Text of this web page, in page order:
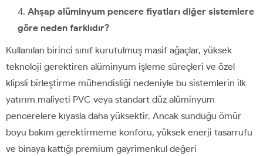
Ahşap alüminyum pencere fiyatları diğer sistemlere
göre neden farklıdır?
Kullanılan birinci sınıf kurutulmuş masif ağaçlar, yüksek
teknoloji gerektiren alüminyum işleme süreçleri ve özel
klipsli birleştirme mühendisliği nedeniyle bu sistemlerin ilk
yatırım maliyeti PVC veya standart düz alüminyum
pencerelere kıyasla daha yüksektir. Ancak sunduğu ömür
boyu bakım gerektirmeme konforu, yüksek enerji tasarrufu
ve binaya kattığı premium gayrimenkul değeri